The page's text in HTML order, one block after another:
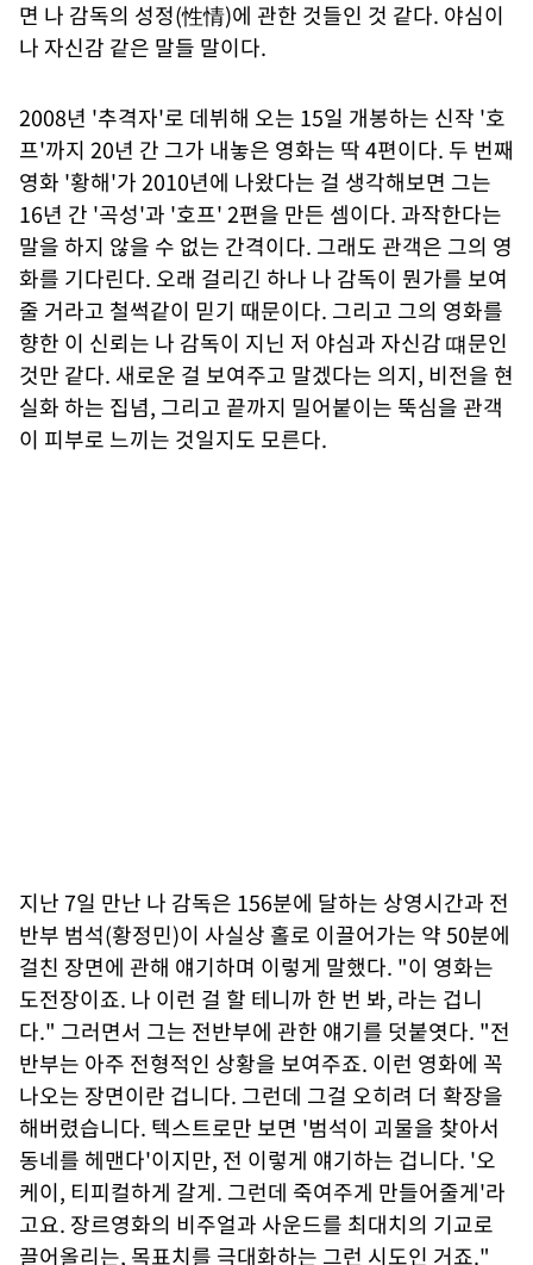
면 나 감독의 성정(性情)에 관한 것들인 것 같다. 야심이
나 자신감 같은 말들 말이다.
2008년 '추격자'로 데뷔해 오는 15일 개봉하는 신작 '호
프'까지 20년 간 그가 내놓은 영화는 딱 4편이다. 두 번째
영화 '황해'가 2010년에 나왔다는 걸 생각해보면 그는
16년 간 '곡성'과 '호프' 2편을 만든 셈이다. 과작한다는
말을 하지 않을 수 없는 간격이다. 그래도 관객은 그의 영
화를 기다린다. 오래 걸리긴 하나 나 감독이 뭔가를 보여
줄 거라고 철썩같이 믿기 때문이다. 그리고 그의 영화를
향한 이 신뢰는 나 감독이 지닌 저 야심과 자신감 떄문인
것만 같다. 새로운 걸 보여주고 말겠다는 의지, 비전을 현
실화 하는 집념, 그리고 끝까지 밀어붙이는 뚝심을 관객
이 피부로 느끼는 것일지도 모른다.
지난 7일 만난 나 감독은 156분에 달하는 상영시간과 전
반부 범석(황정민)이 사실상 홀로 이끌어가는 약 50분에
걸친 장면에 관해 얘기하며 이렇게 말했다. "이 영화는
도전장이죠. 나 이런 걸 할 테니까 한 번 봐, 라는 겁니
다." 그러면서 그는 전반부에 관한 얘기를 덧붙엿다. "전
반부는 아주 전형적인 상황을 보여주죠. 이런 영화에 꼭
나오는 장면이란 겁니다. 그런데 그걸 오히려 더 확장을
해버렸습니다. 텍스트로만 보면 '범석이 괴물을 찾아서
동네를 헤맨다'이지만, 전 이렇게 얘기하는 겁니다. '오
케이, 티피컬하게 갈게. 그런데 죽여주게 만들어줄게'라
고요. 장르영화의 비주얼과 사운드를 최대치의 기교로
끌어올리는, 목표치를 극대화하는 그런 시도인 거죠."